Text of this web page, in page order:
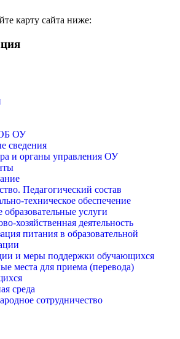
карту сайта ниже:
ОУ
сведения
и органы управления ОУ
Педагогический состав
техническое обеспечение
услуги
хозяйственная деятельность
питания в образовательной
и меры поддержки обучающихся
места для приема (перевода)
среда
сотрудничество